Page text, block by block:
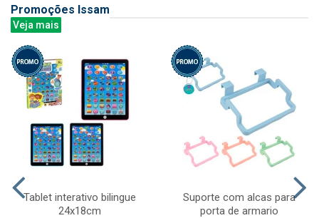
Promoções Issam
Veja mais
Tablet interativo bilingue
24x18cm
Suporte com alcas para
porta de armario